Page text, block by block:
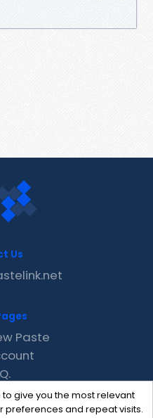
give you the most relevant
and repeat visits.
Us
Paste